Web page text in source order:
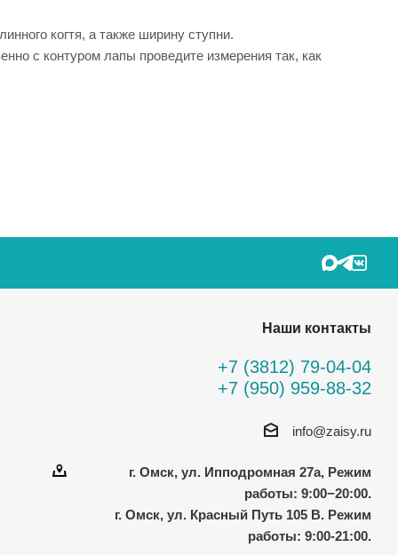
когтя, а также ширину ступни.
с контуром лапы проведите измерения так, как
Наши контакты
+7 (3812) 79-04-04
+7 (950) 959-88-32
info@zaisy.ru
г. Омск, ул. Ипподромная 27а, Режим
работы: 9:00−20:00.
г. Омск, ул. Красный Путь 105 В. Режим
работы: 9:00-21:00.